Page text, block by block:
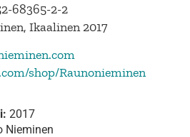
68365-2-2
Ikaalinen 2017
shop/Raunonieminen
2017
Nieminen